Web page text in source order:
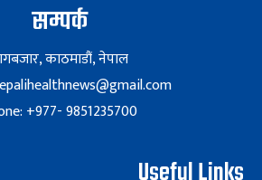
सम्पर्क
काठमाडौं, नेपाल
+977- 9851235700